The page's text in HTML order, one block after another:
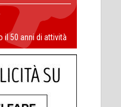
il 50 anni di attività